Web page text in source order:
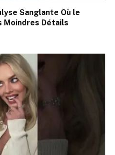
Sanglante Où le
Moindres Détails